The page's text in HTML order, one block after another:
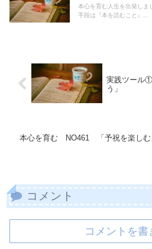
本心を育む人生を出発しま
手段は『本を読むこと』...
実践ツール
う」
本心を育む NO461 「予祝を楽しむ
コメント
コメントを書